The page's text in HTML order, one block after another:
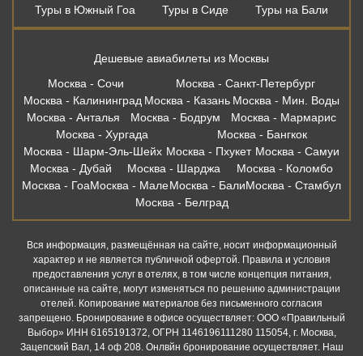
Москва - Дубай
Москва - Шарджа
Москва - Коломбо
Москва - ГоаМосква - МалеМосква - БалиМосква - Стамбул
Вся информация, размещённая на сайте, носит информационный
характер и не является публичной офертой. Правила и условия
предоставления услуг в отелях, в том числе концепция питания,
описанные на сайте, могут изменяться по решению администрации
отелей. Копирование материалов без письменного согласия
запрещено. Бронирование в офисе осуществляет: ООО «Правильный
Выбор» ИНН 6165191372, ОГРН 1146196111280 115054, г. Москва,
Зацепский Вал, 14 оф 208. Онлвйн бронирование осуществляет. Наш
партнер: ООО «Левел Тревел» ИНН 7716697924 ОГРН 1117746723808
121205, г. Москва, территория Инновационного центра «Сколково», ул.